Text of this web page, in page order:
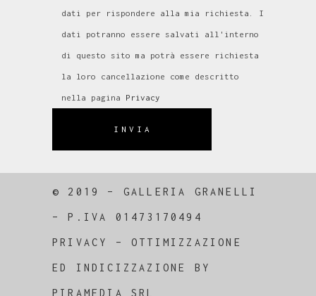
dati per rispondere alla mia richiesta. I
dati potranno essere salvati all'interno
di questo sito ma potrà essere richiesta
la loro cancellazione come descritto
nella pagina Privacy
INVIA
© 2019 – GALLERIA GRANELLI
–P.IVA 01473170494
PRIVACY –OTTIMIZZAZIONE
ED INDICIZZAZIONE BY
PIRAMEDIA SRL